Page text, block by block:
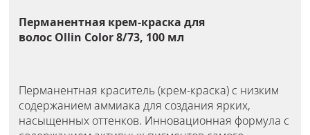
Перманентная крем-краска для
волос Ollin Color 8/73, 100 мл
Перманентная краситель (крем-краска) с низким
содержанием аммиака для создания ярких,
насыщенных оттенков. Инновационная формула с